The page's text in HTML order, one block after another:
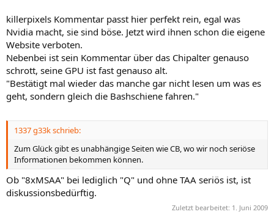
killerpixels Kommentar passt hier perfekt rein, egal was
Nvidia macht, sie sind böse. Jetzt wird ihnen schon die eigene
Website verboten.
Nebenbei ist sein Kommentar über das Chipalter genauso
schrott, seine GPU ist fast genauso alt.
"Bestätigt mal wieder das manche gar nicht lesen um was es
geht, sondern gleich die Bashschiene fahren."
1337 g33k schrieb:
Zum Glück gibt es unabhängige Seiten wie CB, wo wir noch seriöse
Informationen bekommen können.
Ob "8xMSAA" bei lediglich "Q" und ohne TAA seriös ist, ist
diskussionsbedürftig.
Zuletzt bearbeitet: 1. Juni 2009